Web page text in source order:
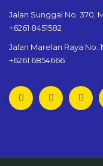
Jalan Sunggal No. 370,
+6261 8451582
Jalan Marelan Raya No.
+6261 6854666